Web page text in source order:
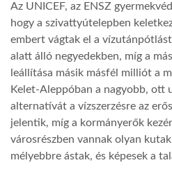
DOBRAVERO.HU
LATIMO.HU
GLOBOBOOK
Az UNICEF, az ENSZ
hogy a szivattyútelepben
embert vágtak el a
alatt álló negyedekben, míg a
leállítása másik másfél milliót a
Kelet-Aleppóban a nagyobb, ott
alternatívát a vízszerzésre az
jelentik, míg a kormányerők
városrészben vannak olyan
mélyebbre ástak, és képesek a